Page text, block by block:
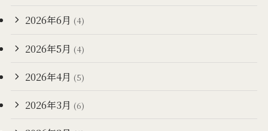
2026年6月 (4)
2026年5月 (4)
2026年4月 (5)
2026年3月 (6)